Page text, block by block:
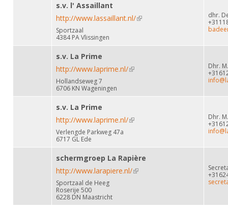
s.v. l' Assaillant
http://www.lassaillant.nl/(link is external)
Sportzaal
4384 PA Vlissingen
dhr.
s.v. La Prime
http://www.laprime.nl/(link is external)
Hollandseweg 7
6706 KN Wageningen
Dhr.
s.v. La Prime
http://www.laprime.nl/(link is external)
Verlengde Parkweg 47a
6717 GL Ede
Dhr.
schermgroep La Rapière
http://www.larapiere.nl/(link is external)
Sportzaal de Heeg
Roserije 500
6228 DN Maastricht